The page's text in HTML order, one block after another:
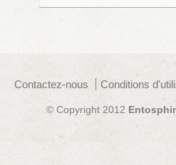
Contactez-nous Conditions
© Copyright 2012